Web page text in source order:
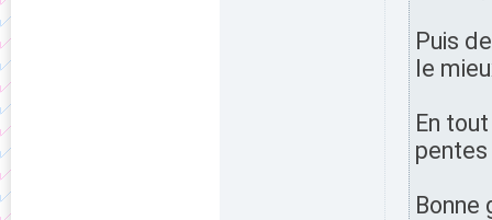
Puis
le
En
Bonne